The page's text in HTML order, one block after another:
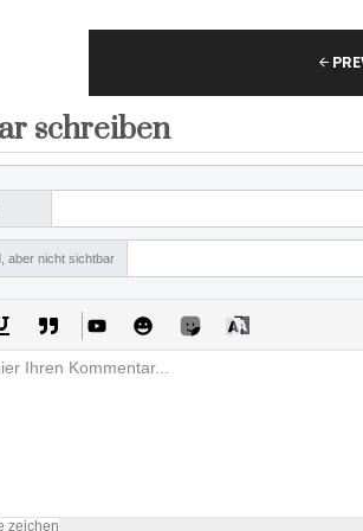
schreiben
aber nicht sichtbar
zeichen